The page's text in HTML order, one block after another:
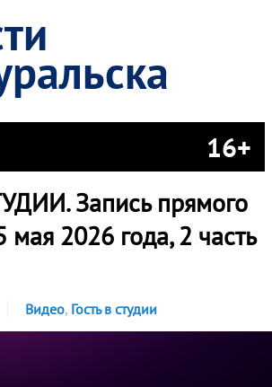
16+
Запись прямого
мая 2026 года, 2 часть
Видео, Гость в студии